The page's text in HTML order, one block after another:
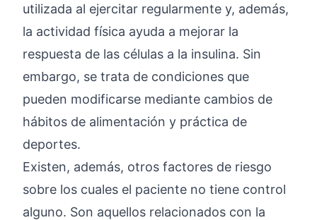
utilizada al ejercitar regularmente y, además,
la actividad física ayuda a mejorar la
respuesta de las células a la insulina. Sin
embargo, se trata de condiciones que
pueden modificarse mediante cambios de
hábitos de alimentación y práctica de
deportes.
Existen, además, otros factores de riesgo
sobre los cuales el paciente no tiene control
alguno. Son aquellos relacionados con la